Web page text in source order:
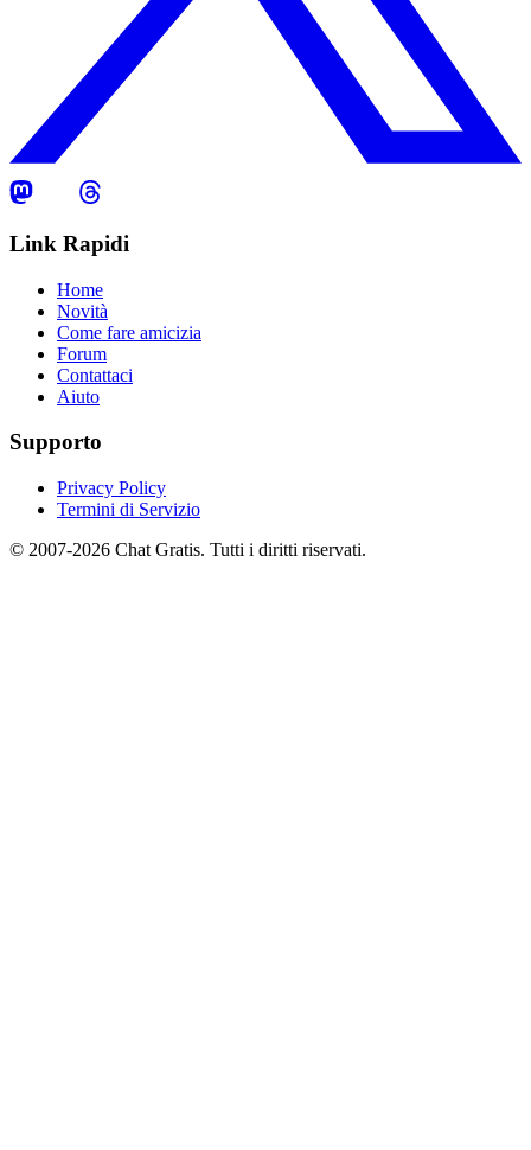
Link Rapidi
Home
Novità
Come fare amicizia
Forum
Contattaci
Aiuto
Supporto
Privacy Policy
Termini di Servizio
© 2007-2026 Chat Gratis. Tutti i diritti riservati.